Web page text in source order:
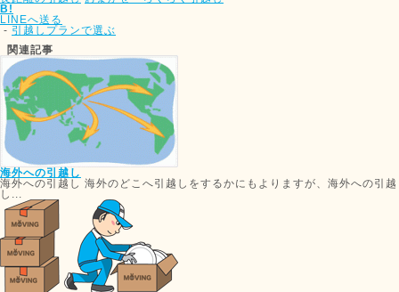
B!
LINEへ送る
- 引越しプランで選ぶ
関連記事
海外への引越し
海外への引越し 海外のどこへ引越しをするかにもよりますが、海外への引越
し...